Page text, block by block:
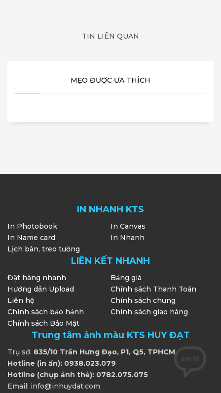
TIN LIÊN QUAN
MẸO ĐƯỢC ƯA THÍCH
IN NHANH KTS
In Photobook
In Canvas
In Name card
In Nhanh
Lịch bàn, treo tường
LIÊN KẾT NHANH
Đặt hàng nhanh
Bảng giá
Hướng dẫn Upload
Chính sách Thanh Toán
Liên hệ
Chính sách chung
Chính sách bảo hảnh
Chính sách giao hàng
Chính sách Bảo Mật
Trung tâm ảnh màu KTS HUY ĐẠT
Trụ sở: 835/10 Trần Hưng Đạo, P1, Q5, TPHCM
Hotline (in ấn): 0938.023.079
Hotline (chụp ảnh thẻ): 0782.075.075
Email: info@inhuydat.com